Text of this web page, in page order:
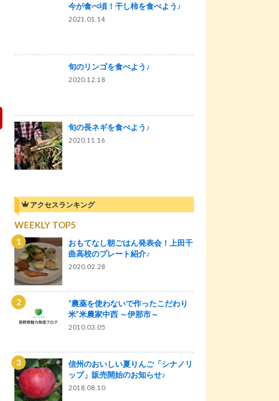
今が食べ頃！干し柿を食べよう♪
2021.01.14
旬のリンゴを食べよう♪
2020.12.18
旬の長ネギを食べよう♪
2020.11.16
アクセスランキング
WEEKLY TOP5
おもてなし朝ごはん発表会！上田千
曲高校のプレート紹介♪
2020.02.28
“農薬を使わないで作ったこだわり
米”米農家中西 ～伊那市～
2010.03.05
信州のおいしい夏りんご「シナノリ
ップ」販売開始のお知らせ♪
2018.08.10